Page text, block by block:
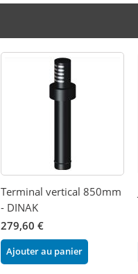
Terminal vertical 850mm
- DINAK
279,60 €
Ajouter au panier